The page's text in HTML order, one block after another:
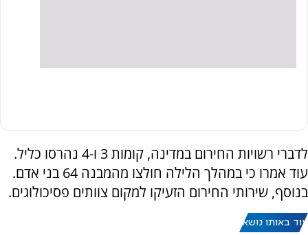
לדברי רשויות החירום במדינה, קומות 3 ו-4 נהרסו כליל.
עוד אמרו כי במהלך הלילה חולצו מהמבנה 64 בני אדם.
בנוסף, שירותי החירום הזעיקו למקום צוותים פסיכולוגים.
עוד באותו נושא: